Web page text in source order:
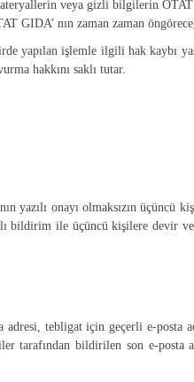
veya gizli bilgilerin OTAT
GIDA’ nın zaman zaman
işlemle ilgili hak kaybı
hakkını saklı tutar.
onayı olmaksızın
bildirim ile üçüncü kişilere
tebligat için geçerli e-posta
bildirilen son e-posta